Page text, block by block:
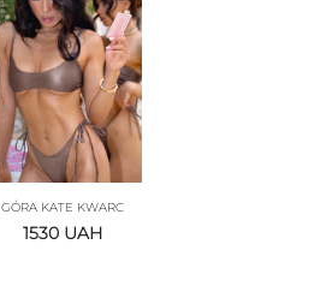
GÓRA KATE KWARC
1530 UAH